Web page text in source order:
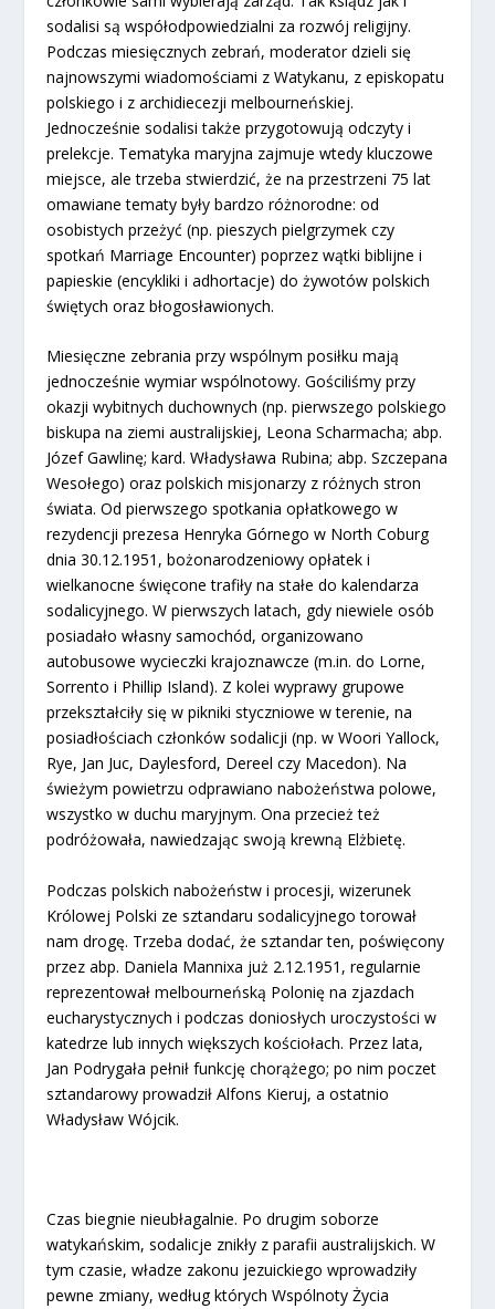
sodalisi są współodpowiedzialni za rozwój religijny.
Podczas miesięcznych zebrań, moderator dzieli się
najnowszymi wiadomościami z Watykanu, z episkopatu
polskiego i z archidiecezji melbourneńskiej.
Jednocześnie sodalisi także przygotowują odczyty i
prelekcje. Tematyka maryjna zajmuje wtedy kluczowe
miejsce, ale trzeba stwierdzić, że na przestrzeni 75 lat
omawiane tematy były bardzo różnorodne: od
osobistych przeżyć (np. pieszych pielgrzymek czy
spotkań Marriage Encounter) poprzez wątki biblijne i
papieskie (encykliki i adhortacje) do żywotów polskich
świętych oraz błogosławionych.
Miesięczne zebrania przy wspólnym posiłku mają
jednocześnie wymiar wspólnotowy. Gościliśmy przy
okazji wybitnych duchownych (np. pierwszego polskiego
biskupa na ziemi australijskiej, Leona Scharmacha; abp.
Józef Gawlinę; kard. Władysława Rubina; abp. Szczepana
Wesołego) oraz polskich misjonarzy z różnych stron
świata. Od pierwszego spotkania opłatkowego w
rezydencji prezesa Henryka Górnego w North Coburg
dnia 30.12.1951, bożonarodzeniowy opłatek i
wielkanocne święcone trafiły na stałe do kalendarza
sodalicyjnego. W pierwszych latach, gdy niewiele osób
posiadało własny samochód, organizowano
autobusowe wycieczki krajoznawcze (m.in. do Lorne,
Sorrento i Phillip Island). Z kolei wyprawy grupowe
przekształciły się w pikniki styczniowe w terenie, na
posiadłościach członków sodalicji (np. w Woori Yallock,
Rye, Jan Juc, Daylesford, Dereel czy Macedon). Na
świeżym powietrzu odprawiano nabożeństwa polowe,
wszystko w duchu maryjnym. Ona przecież też
podróżowała, nawiedzając swoją krewną Elżbietę.
Podczas polskich nabożeństw i procesji, wizerunek
Królowej Polski ze sztandaru sodalicyjnego torował
nam drogę. Trzeba dodać, że sztandar ten, poświęcony
przez abp. Daniela Mannixa już 2.12.1951, regularnie
reprezentował melbourneńską Polonię na zjazdach
eucharystycznych i podczas doniosłych uroczystości w
katedrze lub innych większych kościołach. Przez lata,
Jan Podrygała pełnił funkcję chorążego; po nim poczet
sztandarowy prowadził Alfons Kieruj, a ostatnio
Władysław Wójcik.
Czas biegnie nieubłagalnie. Po drugim soborze
watykańskim, sodalicje znikły z parafii australijskich. W
tym czasie, władze zakonu jezuickiego wprowadziły
pewne zmiany, według których Wspólnoty Życia